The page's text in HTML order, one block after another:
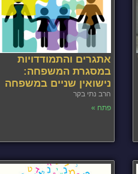
אתגרים והתמודדויות
במסגרת המשפחה:
נישואין שניים במשפחה
הרב נתי בקר
פתח »